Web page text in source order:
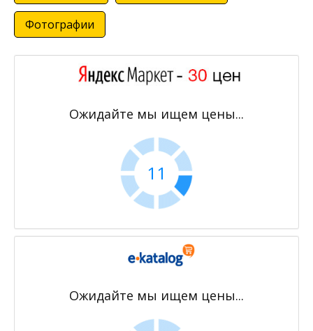
Фотографии
Ожидайте мы ищем цены...
11
Ожидайте мы ищем цены...